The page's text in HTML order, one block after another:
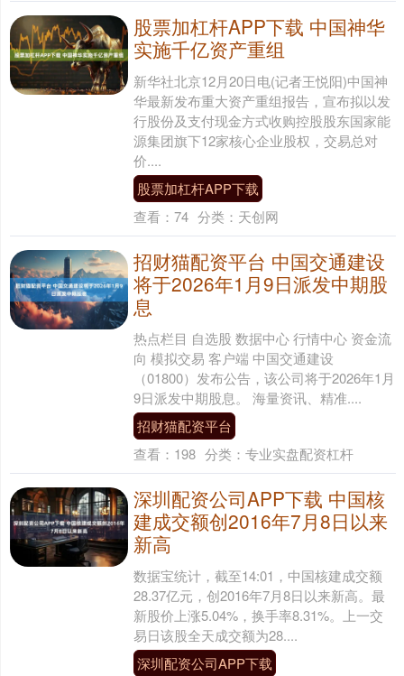
股票加杠杆APP下载 中国神华
实施千亿资产重组
新华社北京12月20日电(记者王悦阳)中国神
华最新发布重大资产重组报告，宣布拟以发
行股份及支付现金方式收购控股股东国家能
源集团旗下12家核心企业股权，交易总对
价....
股票加杠杆APP下载
查看： 74 分类： 天创网
招财猫配资平台 中国交通建设
将于2026年1月9日派发中期股
息
热点栏目 自选股 数据中心 行情中心 资金流
向 模拟交易 客户端 中国交通建设
（01800）发布公告，该公司将于2026年1月
9日派发中期股息。 海量资讯、精准....
招财猫配资平台
查看： 198 分类： 专业实盘配资杠杆
深圳配资公司APP下载 中国核
建成交额创2016年7月8日以来
新高
数据宝统计，截至14:01，中国核建成交额
28.37亿元，创2016年7月8日以来新高。最
新股价上涨5.04%，换手率8.31%。上一交
易日该股全天成交额为28....
深圳配资公司APP下载